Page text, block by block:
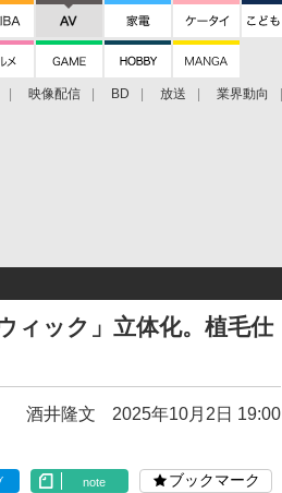
映像配信 BD 放送 業界動向
ィック」立体化。植毛仕
酒井隆文 2025年10月2日 19:00
note ブックマーク